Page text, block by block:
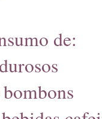
de:
bombons